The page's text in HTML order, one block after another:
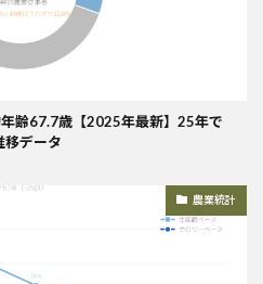
齢67.7歳【2025年最新】25年で
移データ
農業統計